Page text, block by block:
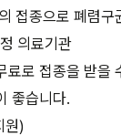
접종으로 폐렴
의료기관
료로 접종을 받을
좋습니다.
원)